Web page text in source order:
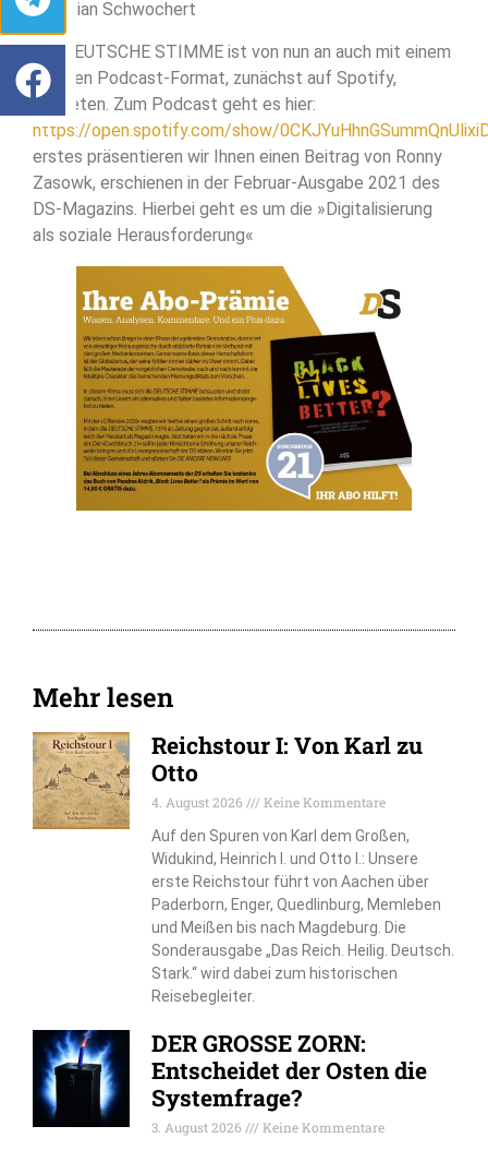
Christian Schwochert
Die DEUTSCHE STIMME ist von nun an auch mit einem
eigenen Podcast-Format, zunächst auf Spotify,
vertreten. Zum Podcast geht es hier:
https://open.spotify.com/show/
erstes präsentieren wir Ihnen einen Beitrag von Ronny
Zasowk, erschienen in der Februar-Ausgabe 2021 des
DS-Magazins. Hierbei geht es um die »Digitalisierung
als soziale Herausforderung«
Mehr lesen
Reichstour I: Von Karl zu
Otto
4. August 2026
Keine Kommentare
Auf den Spuren von Karl dem Großen,
Widukind, Heinrich I. und Otto I.: Unsere
erste Reichstour führt von Aachen über
Paderborn, Enger, Quedlinburg, Memleben
und Meißen bis nach Magdeburg. Die
Sonderausgabe „Das Reich. Heilig. Deutsch.
Stark.“ wird dabei zum historischen
Reisebegleiter.
DER GROSSE ZORN:
Entscheidet der Osten die
Systemfrage?
3. August 2026
Keine Kommentare